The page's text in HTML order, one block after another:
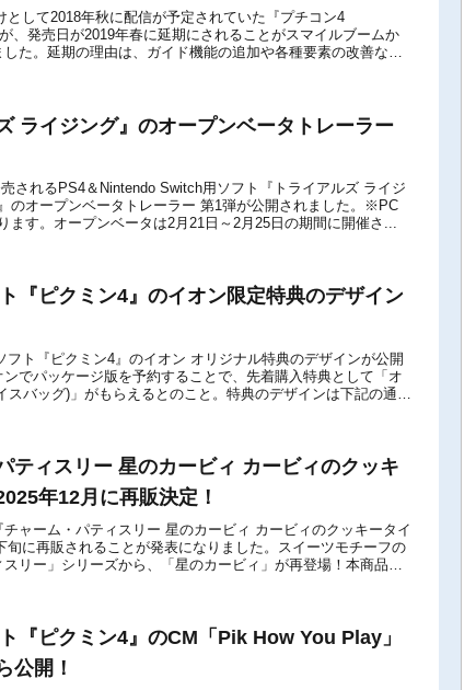
として2018年秋に配信が予定されていた『プチコン4
、発売日が2019年春に延期にされることがスマイルブームか
た。延期の理由は、ガイド機能の追加や各種要素の改善など
ライジング』のオープンベータトレーラー
されるPS4＆Nintendo Switch用ソフト『トライアルズ ライジ
のオープンベータトレーラー 第1弾が公開されました。※PC
ます。オープンベータは2月21日～2月25日の期間に開催さ...
『ピクミン4』のイオン限定特典のデザイン
フト『ピクミン4』のイオン オリジナル特典のデザインが公開
でパッケージ版を予約することで、先着購入特典として「オ
スバッグ)」がもらえるとのこと。特典のデザインは下記の通り
ティスリー 星のカービィ カービィのクッキ
年12月に再販決定！
チャーム・パティスリー 星のカービィ カービィのクッキータイ
旬に再販されることが発表になりました。スイーツモチーフの
スリー」シリーズから、「星のカービィ」が再登場！本商品は
『ピクミン4』のCM「Pik How You Play」
公開！